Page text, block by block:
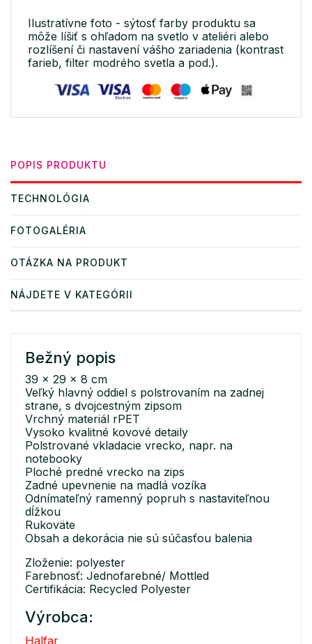
Ilustratívne foto - sýtosť farby produktu sa
môže líšiť s ohľadom na svetlo v ateliéri alebo
rozlíšení či nastavení vášho zariadenia (kontrast
farieb, filter modrého svetla a pod.).
POPIS PRODUKTU
TECHNOLÓGIA
FOTOGALÉRIA
OTÁZKA NA PRODUKT
NÁJDETE V KATEGÓRII
Bežný popis
39 x 29 x 8 cm
Veľký hlavný oddiel s polstrovaním na zadnej
strane, s dvojcestným zipsom
Vrchný materiál rPET
Vysoko kvalitné kovové detaily
Polstrované vkladacie vrecko, napr. na
notebooky
Ploché predné vrecko na zips
Zadné upevnenie na madlá vozíka
Odnímateľný ramenný popruh s nastaviteľnou
dĺžkou
Rukoväte
Obsah a dekorácia nie sú súčasťou balenia
Zloženie: polyester
Farebnosť: Jednofarebné/ Mottled
Certifikácia: Recycled Polyester
Výrobca:
Halfar